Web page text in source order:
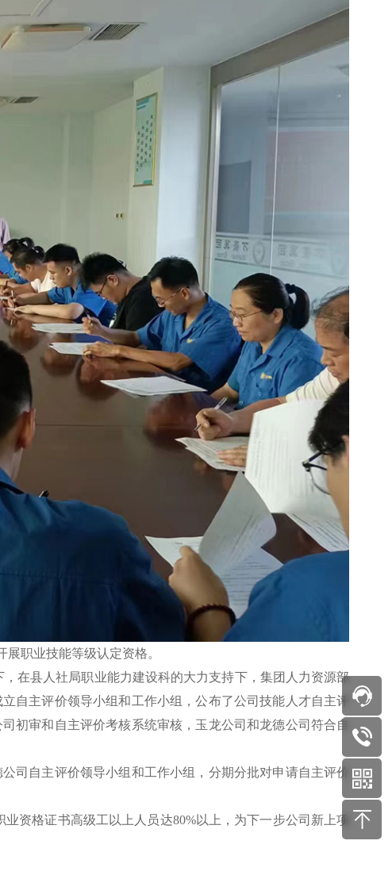
职业技能等级认定资格。
在县人社局职业能力建设科的大力支持下，集团人力资源部
自主评价领导小组和工作小组，公布了公司技能人才自主评
初审和自主评价考核系统审核，玉龙公司和龙德公司符合自
司自主评价领导小组和工作小组，分期分批对申请自主评价
资格证书高级工以上人员达80%以上，为下一步公司新上项